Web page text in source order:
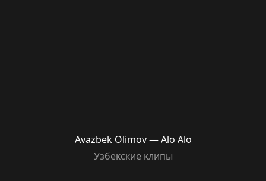
Avazbek Olimov — Alo Alo
Узбекские клипы